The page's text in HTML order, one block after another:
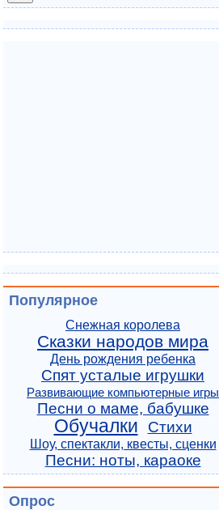
Популярное
Снежная королева
Сказки народов мира
День рождения ребенка
Спят усталые игрушки
Развивающие компьютерные игры
Песни о маме, бабушке
Обучалки Стихи
Шоу, спектакли, квесты, сценки
Песни: ноты, караоке
Опрос